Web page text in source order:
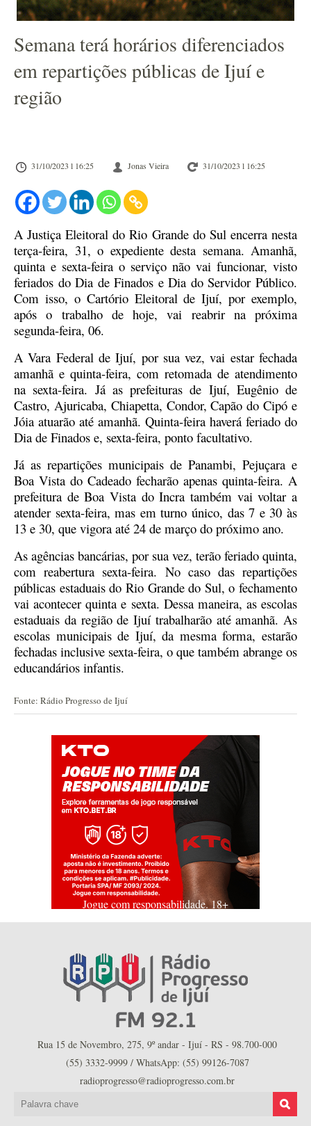
Semana terá horários diferenciados
em repartições públicas de Ijuí e
região
31/10/2023 l 16:25 Jonas Vieira 31/10/2023 l 16:25
A Justiça Eleitoral do Rio Grande do Sul encerra nesta
terça-feira, 31, o expediente desta semana. Amanhã,
quinta e sexta-feira o serviço não vai funcionar, visto
feriados do Dia de Finados e Dia do Servidor Público.
Com isso, o Cartório Eleitoral de Ijuí, por exemplo,
após o trabalho de hoje, vai reabrir na próxima
segunda-feira, 06.
A Vara Federal de Ijuí, por sua vez, vai estar fechada
amanhã e quinta-feira, com retomada de atendimento
na sexta-feira. Já as prefeituras de Ijuí, Eugênio de
Castro, Ajuricaba, Chiapetta, Condor, Capão do Cipó e
Jóia atuarão até amanhã. Quinta-feira haverá feriado do
Dia de Finados e, sexta-feira, ponto facultativo.
Já as repartições municipais de Panambi, Pejuçara e
Boa Vista do Cadeado fecharão apenas quinta-feira. A
prefeitura de Boa Vista do Incra também vai voltar a
atender sexta-feira, mas em turno único, das 7 e 30 às
13 e 30, que vigora até 24 de março do próximo ano.
As agências bancárias, por sua vez, terão feriado quinta,
com reabertura sexta-feira. No caso das repartições
públicas estaduais do Rio Grande do Sul, o fechamento
vai acontecer quinta e sexta. Dessa maneira, as escolas
estaduais da região de Ijuí trabalharão até amanhã. As
escolas municipais de Ijuí, da mesma forma, estarão
fechadas inclusive sexta-feira, o que também abrange os
educandários infantis.
Fonte: Rádio Progresso de Ijuí
Jogue com responsabilidade. 18+
Rua 15 de Novembro, 275, 9º andar - Ijuí - RS - 98.700-000
(55) 3332-9999 / WhatsApp: (55) 99126-7087
radioprogresso@radioprogresso.com.br